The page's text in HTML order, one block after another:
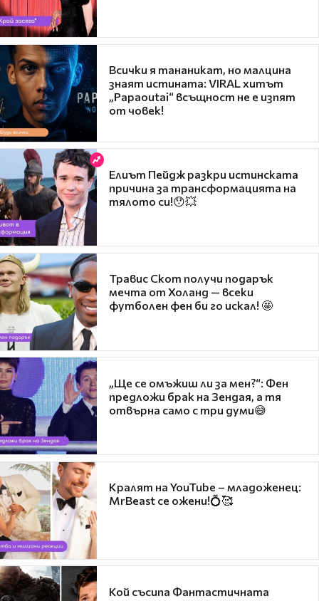
Всички я тананикат, но малцина
знаят истината: VIRAL хитът
„Papaoutai“ всъщност не е изпят
от човек!
Елиът Пейдж разкри истинската
причина за трансформацията на
тялото си!😯💥
Травис Скот получи подарък
мечта от Холанд — всеки
футболен фен би го искал! 🤩
„Ще се омъжиш ли за мен?“: Фен
предложи брак на Зендая, а тя
отвърна само с три думи😅
Кралят на YouTube – младоженец:
MrBeast се ожени!💍🥰
Кой съсипа Фантастичната